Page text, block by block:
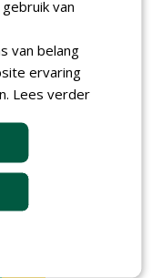
van
van belang
ervaring
Lees verder